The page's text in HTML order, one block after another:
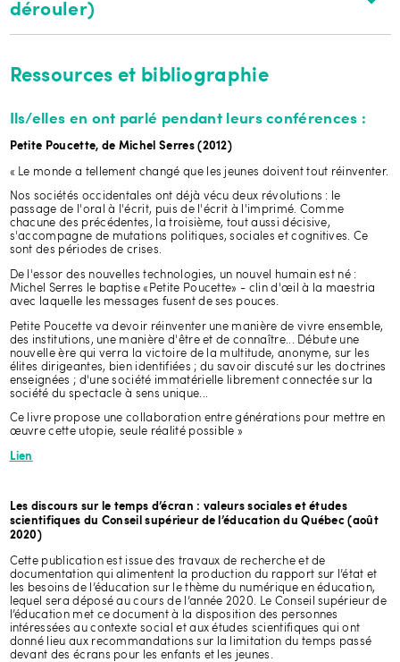
dérouler)
à l'heure des nouvelles
technologies : (re)conquérir
l'espace numérique
Horaire de la journée
8H30 - Mot d'ouverture du président du conseil d'administration du
réseau Équijustice
8H45 - État des lieux de la cybercriminalité au Québec, par Benoît
10H30 - Pause
numériques sur les réseaux sociaux, par Nellie Brière
12H15 - Mot de conclusion
8H45 - État des lieux de la cybercriminalité au
Québec, par Benoît Dupont
Ressources et bibliographie
Ils/elles en ont parlé pendant leurs conférences :
Petite Poucette, de Michel Serres (2012)
« Le monde a tellement changé que les jeunes doivent tout réinventer.
Nos sociétés occidentales ont déjà vécu deux révolutions : le
passage de l'oral à l'écrit, puis de l'écrit à l'imprimé. Comme
chacune des précédentes, la troisième, tout aussi décisive,
s'accompagne de mutations politiques, sociales et cognitives. Ce
sont des périodes de crises.
De l'essor des nouvelles technologies, un nouvel humain est né :
Michel Serres le baptise «Petite Poucette» - clin d'œil à la maestria
avec laquelle les messages fusent de ses pouces.
Petite Poucette va devoir réinventer une manière de vivre ensemble,
des institutions, une manière d'être et de connaître... Débute une
nouvelle ère qui verra la victoire de la multitude, anonyme, sur les
élites dirigeantes, bien identifiées ; du savoir discuté sur les doctrines
enseignées ; d'une société immatérielle librement connectée sur la
société du spectacle à sens unique...
Ce livre propose une collaboration entre générations pour mettre en
œuvre cette utopie, seule réalité possible »
Lien
Les discours sur le temps d’écran : valeurs sociales et études
scientifiques du Conseil supérieur de l’éducation du Québec (août
2020)
Cette publication est issue des travaux de recherche et de
documentation qui alimentent la production du rapport sur l’état et
les besoins de l’éducation sur le thème du numérique en éducation,
lequel sera déposé au cours de l’année 2020. Le Conseil supérieur de
l’éducation met ce document à la disposition des personnes
intéressées au contexte social et aux études scientifiques qui ont
donné lieu aux recommandations sur la limitation du temps passé
devant des écrans pour les enfants et les jeunes.